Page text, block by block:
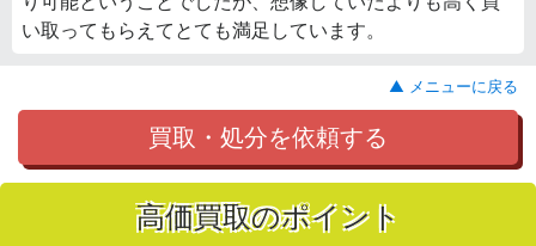
い取ってもらえてとても満足しています。
▲ メニューに戻る
買取・処分を依頼する
高価買取のポイント